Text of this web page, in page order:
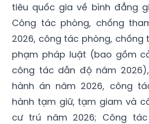
tiêu quốc gia về bình đẳng
Công tác phòng, chống
2026, công tác phòng, chống
phạm pháp luật (bao gồm
công tác dẫn độ năm
hành án năm 2026, công
hành tạm giữ, tạm giam và
cư trú năm 2026; Công